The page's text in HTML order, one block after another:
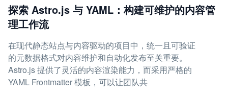
探索 Astro.js 与 YAML：构建可维护的内容管
理工作流
在现代静态站点与内容驱动的项目中，统一且可验证
的元数据格式对内容维护和自动化发布至关重要。
Astro.js 提供了灵活的内容渲染能力，而采用严格的
YAML Frontmatter 模板，可以让团队共